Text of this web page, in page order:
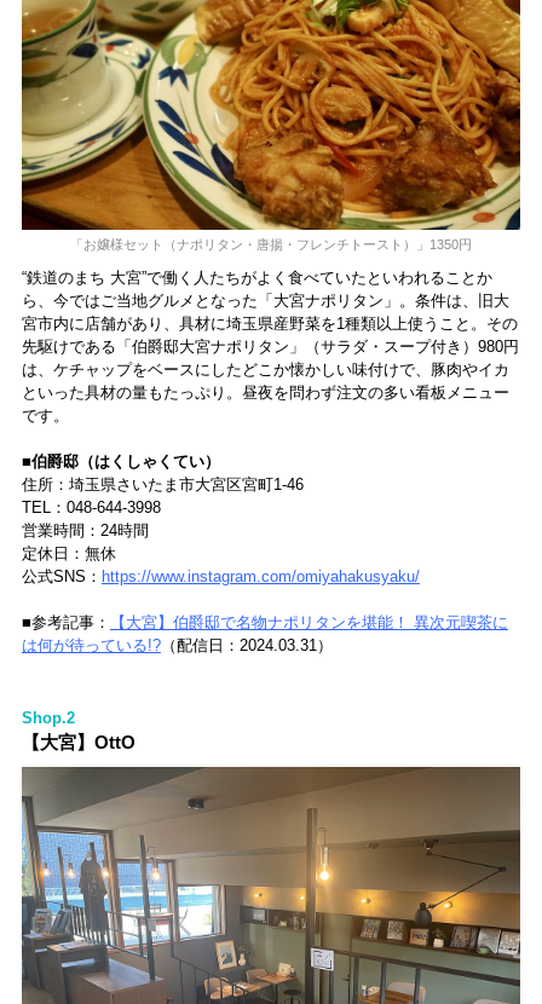
「お嬢様セット（ナポリタン・唐揚・フレンチトースト）」1350円
“鉄道のまち 大宮”で働く人たちがよく食べていたといわれることか
ら、今ではご当地グルメとなった「大宮ナポリタン」。条件は、旧大
宮市内に店舗があり、具材に埼玉県産野菜を1種類以上使うこと。その
先駆けである「伯爵邸大宮ナポリタン」（サラダ・スープ付き）980円
は、ケチャップをベースにしたどこか懐かしい味付けで、豚肉やイカ
といった具材の量もたっぷり。昼夜を問わず注文の多い看板メニュー
です。
■伯爵邸（はくしゃくてい）
住所：埼玉県さいたま市大宮区宮町1-46
TEL：048-644-3998
営業時間：24時間
定休日：無休
公式SNS： https://www.instagram.com/omiyahakusyaku/
■参考記事：
【大宮】伯爵邸で名物ナポリタンを堪能！ 異次元喫茶に
は何が待っている!?（配信日：2024.03.31）
Shop.2
【大宮】OttO